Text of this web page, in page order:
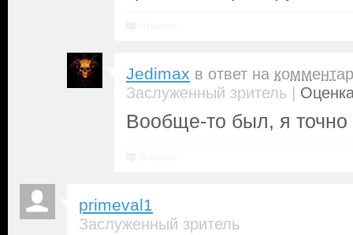
Jedimax в ответ на
Заслуженный зритель |
Вообще-то был, я
primeval1
Заслуженный зритель